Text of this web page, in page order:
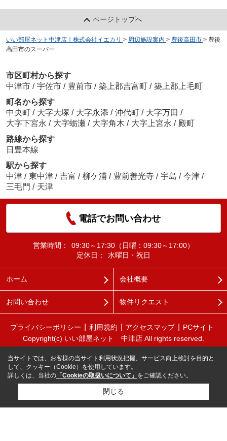
ページトップへ
いい部屋ネット中津店｜株式会社イエカリ > 周辺施設案内 > 豊後高田市 > 豊後
高田市のスーパー
市区町村から探す
中津市 / 宇佐市 / 豊前市 / 築上郡吉富町 / 築上郡上毛町
町名から探す
中央町 / 大字大塚 / 大字永添 / 沖代町 / 大字万田 /
大字下宮永 / 大字蛎瀬 / 大字角木 / 大字上宮永 / 殿町
路線から探す
日豊本線
駅から探す
中津 / 東中津 / 吉富 / 柳ケ浦 / 豊前善光寺 / 宇島 / 今津 /
三毛門 / 天津
電話でお問い合わせ
営業時間：
09:30～17:30（日曜：09:30～17:00）
定休日：
水曜日・祝日
ホーム 会社概要
お問い合わせ 物件リクエスト
プライバシーポリシー 利用規約 アクセスマップ
PCサイト
Copyright(c) いい部屋ネット 中津店 All rights reserved.
当サイトでは、お客様の当サイト利用状況把握、サービス向上検討を目的と
して、クッキー（Cookie）を使用しています。
詳しくは、当社の 「Cookieの取扱いについて」 をご確認ください。
閉じる